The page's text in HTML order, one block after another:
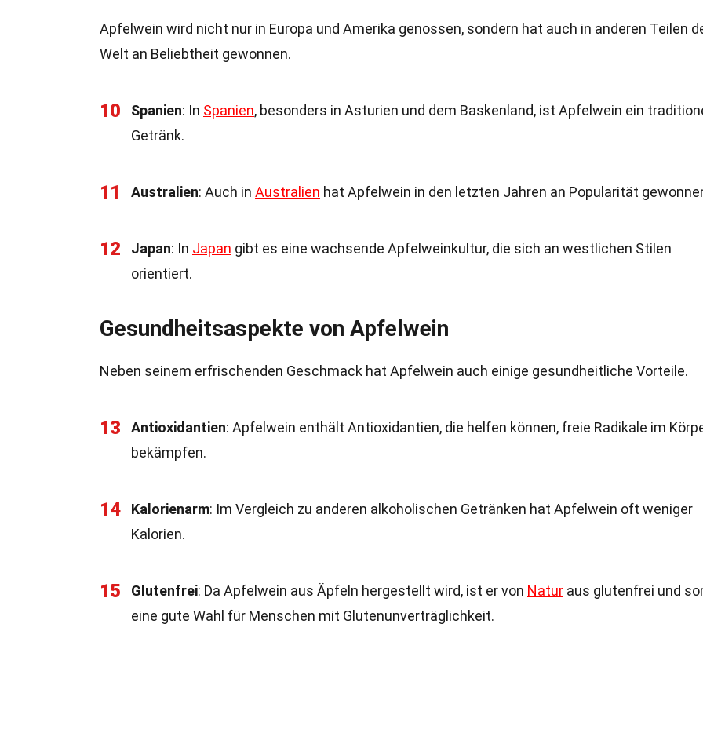
Apfelwein wird nicht nur in Europa und Amerika genossen, sondern hat auch in anderen Teilen
Welt an Beliebtheit gewonnen.
10 Spanien: In Spanien, besonders in Asturien und dem Baskenland, ist Apfelwein ein
Getränk.
11 Australien: Auch in Australien hat Apfelwein in den letzten Jahren an Popularität
12 Japan: In Japan gibt es eine wachsende Apfelweinkultur, die sich an westlichen Stilen
orientiert.
Gesundheitsaspekte von Apfelwein
Neben seinem erfrischenden Geschmack hat Apfelwein auch einige gesundheitliche Vorteile.
13 Antioxidantien: Apfelwein enthält Antioxidantien, die helfen können, freie Radikale im
bekämpfen.
14 Kalorienarm: Im Vergleich zu anderen alkoholischen Getränken hat Apfelwein oft weniger
Kalorien.
15 Glutenfrei: Da Apfelwein aus Äpfeln hergestellt wird, ist er von Natur aus glutenfrei und
eine gute Wahl für Menschen mit Glutenunverträglichkeit.